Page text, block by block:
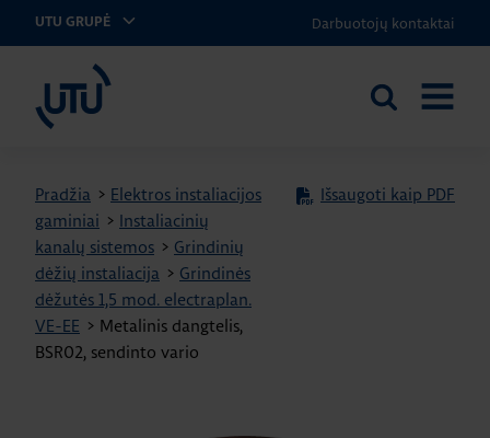
UTU GRUPĖ Darbuotojų kontaktai
UTU Lithuania
Ieškoti
Pradžia > Elektros instaliacijos
gaminiai > Instaliacinių
kanalų sistemos > Grindinių
dėžių instaliacija > Grindinės
dėžutės 1,5 mod. electraplan.
VE-EE > Metalinis dangtelis,
BSR02, sendinto vario
Išsaugoti kaip PDF